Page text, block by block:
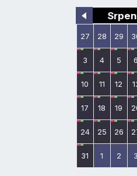
27 28 29
3 4 5 6
10 11 12
17 18 19
24 25 26
31 1 2 3